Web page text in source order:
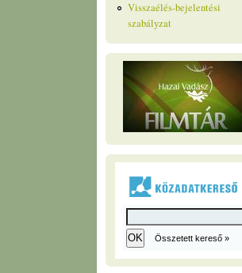
Visszaélés-bejelentési
szabályzat
Összetett kereső »